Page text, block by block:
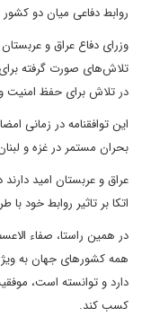
روابط دفاعی میان دو
وزرای دفاع عراق و
تلاش‌های صورت گرفته
در تلاش برای حفظ امنیت و
این توافقنامه در زمانی
بحران مستمر در غزه و
عراق و عربستان امید
اتکا بر تاثیر روابط خود
در همین راستا، صفاء
همه کشورهای جهان به
دارد و توانسته است،
کسب کند.